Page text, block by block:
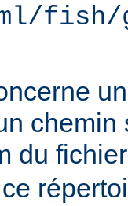
fish/
du